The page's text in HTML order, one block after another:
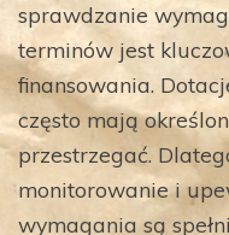
sprawdzanie
terminów jest
finansowania.
często mają
przestrzegać.
monitorowanie i
wymagania są